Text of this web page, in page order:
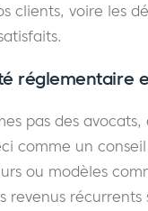
clients, voire les
réglementaire
pas des avocats,
comme un
ou modèles
revenus récurrents